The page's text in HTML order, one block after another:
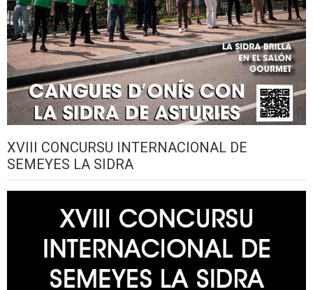
XVIII CONCURSU INTERNACIONAL DE
SEMEYES LA SIDRA